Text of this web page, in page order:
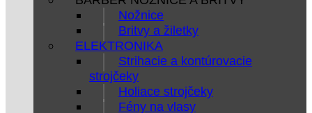
Nožnice
Britvy a žiletky
ELEKTRONIKA
Strihacie a kontúrovacie
strojčeky
Holiace strojčeky
Fény na vlasy